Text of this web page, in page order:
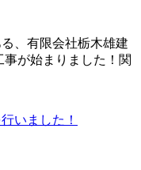
、有限会社栃木雄建
が始まりました！関
いました！